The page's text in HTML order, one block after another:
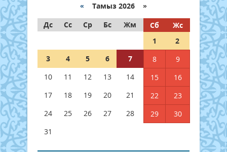
« Тамыз 2026 »
Дс
Сс Ср Бс Жм Сб
Жс
1
2
3
4 5 6 7 8
9
10
11 12 13 14 15
16
17
18 19 20 21 22
23
24
25 26 27 28 29
30
31